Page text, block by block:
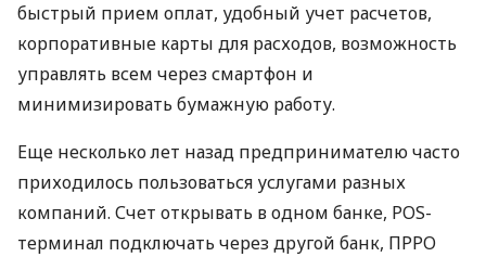
быстрый прием оплат, удобный учет расчетов,
корпоративные карты для расходов, возможность
управлять всем через смартфон и
минимизировать бумажную работу.
Еще несколько лет назад предпринимателю часто
приходилось пользоваться услугами разных
компаний. Счет открывать в одном банке, POS-
терминал подключать через другой банк, ПРРО